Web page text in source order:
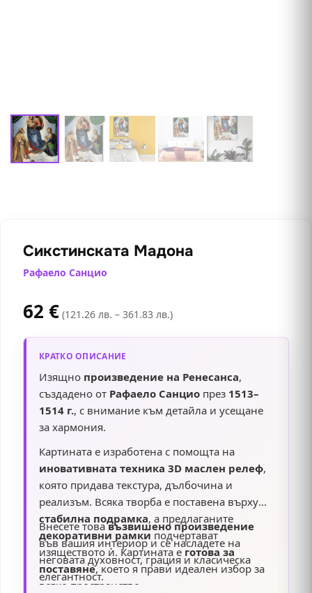
Сикстинската Мадона
Рафаело Санцио
62 € (121.26 лв. – 361.83 лв.)
КРАТКО ОПИСАНИЕ
Изящно произведение на Ренесанса,
създадено от Рафаело Санцио през 1513–
1514 г., с внимание към детайла и усещане
за хармония.
Картината е изработена с помощта на
иновативната техника 3D маслен релеф,
която придава текстура, дълбочина и
реализъм. Всяка творба е поставена върху
стабилна подрамка, а предлаганите
декоративни рамкиподчертават
изяществото ѝ. Картината еготова за
поставяне, което я прави идеален избор за
всяко пространство.
Внесете товавъзвишено произведение
във вашия интериор и се насладете на
неговата духовност, грация и класическа
елегантност.